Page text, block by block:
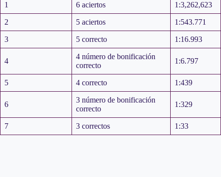
1 6 aciertos 1:3,262,623
2 5 aciertos 1:543.771
3 5 correcto 1:16.993
4
4 número de bonificación
correcto
1:6.797
5 4 correcto 1:439
6
3 número de bonificación
correcto
1:329
7 3 correctos 1:33